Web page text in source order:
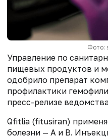
Фото:
Управление по
пищевых продуктов и
одобрило препарат
профилактики
пресс-релизе
Qfitlia (fitusiran)
болезни — A и B.